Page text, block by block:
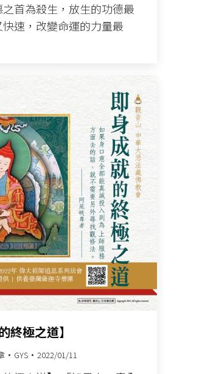
首為殺生，放生的功德最
速，改變命運的力量最
終極之道】
GYS 2022/01/11